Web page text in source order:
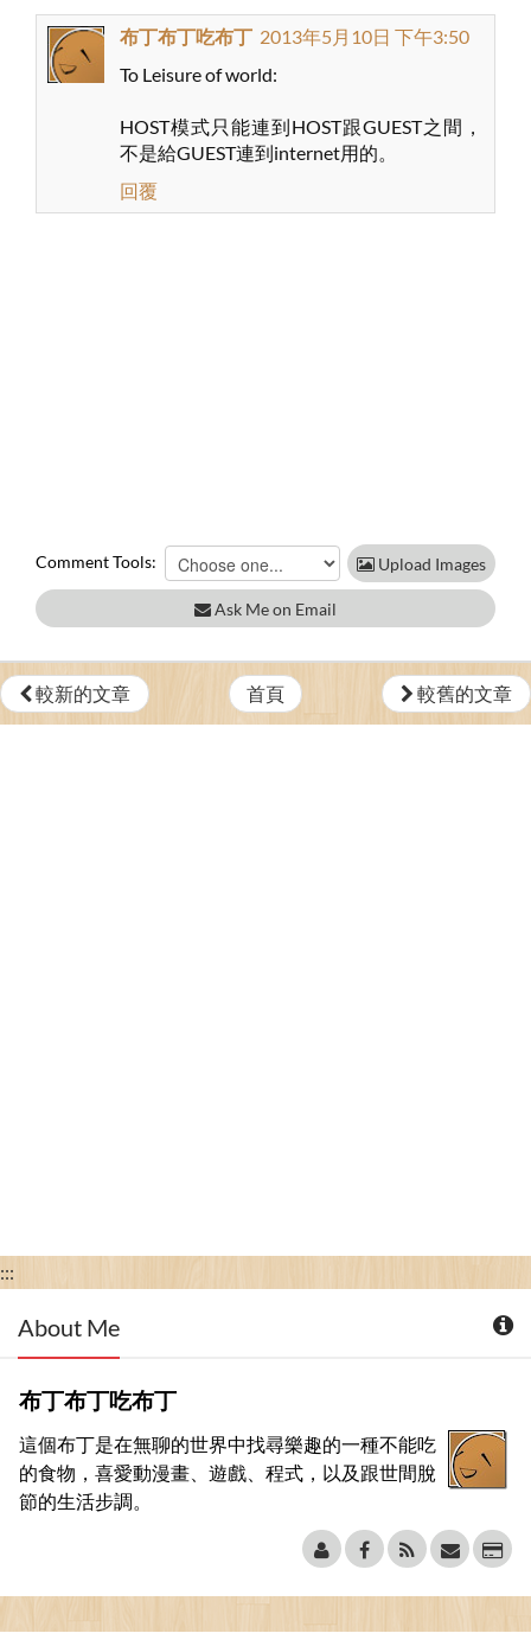
布丁布丁吃布丁 2013年5月10日 下午3:50
To Leisure of world:
HOST模式只能連到HOST跟GUEST之間，
不是給GUEST連到internet用的。
回覆
Comment Tools: Upload Images
Ask Me on Email
較新的文章 首頁 較舊的文章
:::
About Me
布丁布丁吃布丁
這個布丁是在無聊的世界中找尋樂趣的一種不能吃
的食物，喜愛動漫畫、遊戲、程式，以及跟世間脫
節的生活步調。